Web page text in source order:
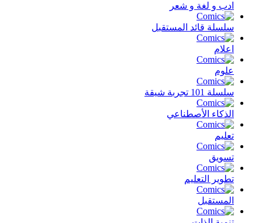
ادب و لغة و شعر
سلسلة قائد المستقبل
اعلام
علوم
سلسلة 101 تجربة شيقة
الذكاء الأصطناعي
تعليم
تسويق
تطوير التعليم
المستقبل